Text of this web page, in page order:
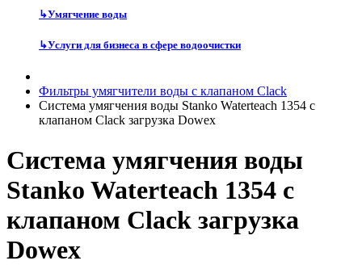
↳Умягчение воды
↳Услуги для бизнеса в сфере водоочистки
Фильтры умягчители воды с клапаном Clack
Система умягчения воды Stanko Waterteach 1354 с
клапаном Clack загрузка Dowex
Система умягчения воды
Stanko Waterteach 1354 с
клапаном Clack загрузка
Dowex